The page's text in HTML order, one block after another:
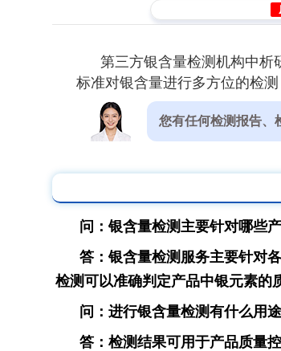
第三方银含量检测机构中析
标准对银含量进行多方位的检
您有任何检测报告、
问：银含量检测主要针对哪些
答：银含量检测服务主要针对
检测可以准确判定产品中银元素的
问：进行银含量检测有什么用
答：检测结果可用于产品质量